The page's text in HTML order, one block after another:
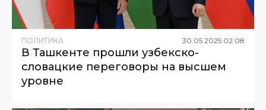
ПОЛИТИКА 30 05 2025 02:08
В Ташкенте прошли узбекско-
словацкие переговоры на высшем
уровне